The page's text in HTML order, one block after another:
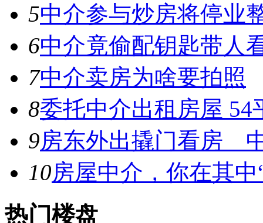
5中介参与炒房将停业
6中介竟偷配钥匙带人
7中介卖房为啥要拍照
8委托中介出租房屋 54
9房东外出撬门看房
10房屋中介，你在其
热门楼盘